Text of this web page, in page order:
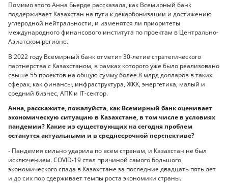
Помимо этого Анна Бьерде рассказала, как Всемирный банк
поддерживает Казахстан на пути к декарбонизации и достижению
углеродной нейтральности, и изменятся ли приоритеты
международного финансового института по проектам в Центрально-
Азиатском регионе.
В 2022 году Всемирный банк отметит 30-летие стратегического
партнерства с Казахстаном, в рамках которого уже было реализовано
свыше 55 проектов на общую сумму более 8 млрд долларов в таких
сферах, как финансы, инфраструктура, ЖКХ, энергетика, малый и
средний бизнес, АПК и IT-сектор.
Анна, расскажите, пожалуйста, как Всемирный банк оценивает
экономическую ситуацию в Казахстане, в том числе в условиях
пандемии? Какие из существующих на сегодня проблем
останутся актуальными и в среднесрочной перспективе?
- Пандемия сильно ударила по всем странам, и Казахстан не был
исключением. COVID-19 стал причиной самого большого
экономического спада в Казахстане за последние двадцать пять лет
и до сих пор сдерживает темпы роста экономики страны.